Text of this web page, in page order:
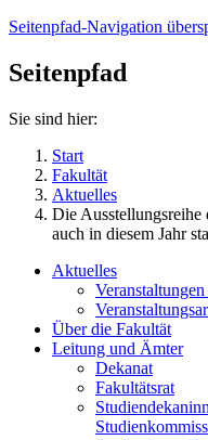
Seitenpfad-Navigation
Seitenpfad
Sie sind hier:
Start
Fakultät
Aktuelles
Die Ausstellungsreihe
auch in diesem Jahr
Aktuelles
Über die Fakultät
Leitung und Ämter
Dekanat
Fakultätsrat